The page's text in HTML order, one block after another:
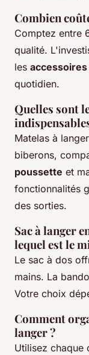
Combien
Comptez entre
qualité.
les
quotidien.
Quelles sont
Matelas à
biberons,
poussette et
fonctionnalités
des sorties.
Sac à langer
lequel est le
Le sac à dos
mains. La
Votre choix
Comment
langer ?
Utilisez chaque